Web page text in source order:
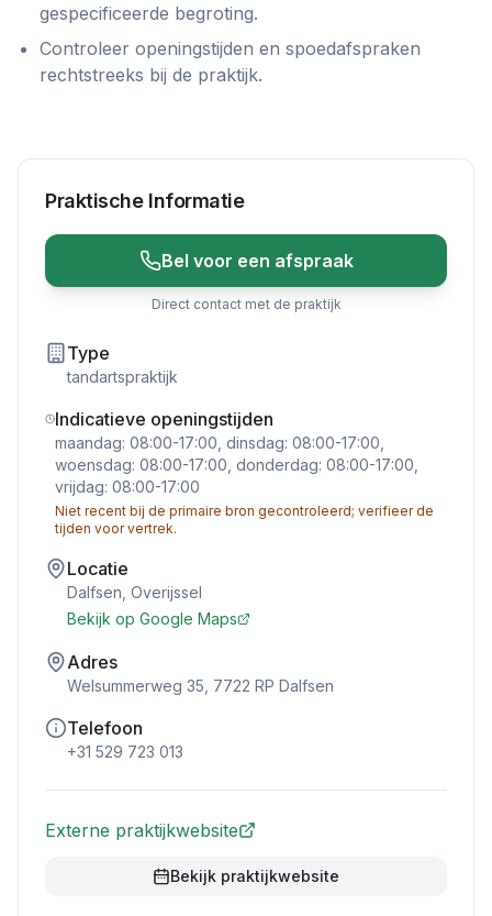
gespecificeerde begroting.
Controleer openingstijden en spoedafspraken
rechtstreeks bij de praktijk.
Praktische Informatie
Bel voor een afspraak
Direct contact met de praktijk
Type
tandartspraktijk
Indicatieve openingstijden
maandag: 08:00-17:00, dinsdag: 08:00-17:00,
woensdag: 08:00-17:00, donderdag: 08:00-17:00,
vrijdag: 08:00-17:00
Niet recent bij de primaire bron gecontroleerd; verifieer de
tijden voor vertrek.
Locatie
Dalfsen Overijssel
Bekijk op Google Maps
Adres
Welsummerweg 35, 7722 RP Dalfsen
Telefoon
+31 529 723 013
Externe praktijkwebsite
Bekijk praktijkwebsite